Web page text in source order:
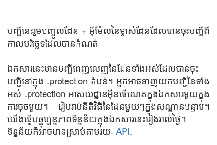
បញ្ជីនេះរួមបញ្ចូលដែន + អ៊ីម៉ែលនៃម្ចាស់ដែនដែលបានចុះបញ្ជីពី
កាលបរិច្ឆេទដែលបានកំណត់
ឯកសារនេះមានបញ្ជីពេញលេញនៃដែនទាំងអស់ដែលបានចុះ
បញ្ជីនៅក្នុង .protection តំបន់។ អ្នកអាចទាញយកបញ្ជីនៃទាំង
អស់ .protection អាសយដ្ឋានអ៊ីនធើណេតក្នុងឯកសារមួយក្នុង
ការចុចមួយ។ រៀបរាប់នីតិវិធីនៃដែនមួយៗក្នុងសណ្ឋានបន្ទាប់។
យើងធ្វើបច្ចុប្បន្នភាពទិន្នន័យក្នុងឯកសារនេះរៀងរាល់ថ្ងៃ។
ទិន្នន័យក៏អាចមានស្រាប់តាមរយៈ API.